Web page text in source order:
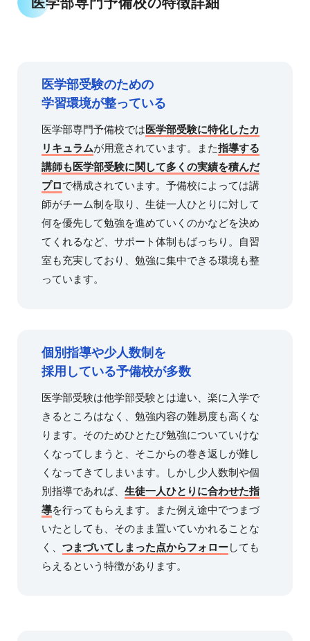
医学部専門予備校の特徴詳細
医学部受験のための
学習環境が整っている
医学部専門予備校では医学部受験に特化したカ
リキュラムが用意されています。また指導する
講師も医学部受験に関して多くの実績を積んだ
プロで構成されています。予備校によっては講
師がチーム制を取り、生徒一人ひとりに対して
何を優先して勉強を進めていくのかなどを決め
てくれるなど、サポート体制もばっちり。自習
室も充実しており、勉強に集中できる環境も整
っています。
個別指導や少人数制を
採用している予備校が多数
医学部受験は他学部受験とは違い、楽に入学で
きるところはなく、勉強内容の難易度も高くな
ります。そのためひとたび勉強についていけな
くなってしまうと、そこからの巻き返しが難し
くなってきてしまいます。しかし少人数制や個
別指導であれば、 生徒一人ひとりに合わせた指
導を行ってもらえます。また例え途中でつまづ
いたとしても、そのまま置いていかれることな
く、 つまづいてしまった点からフォローしても
らえるという特徴があります。